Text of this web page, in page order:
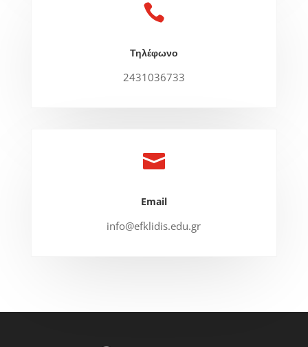

Τηλέφωνο
2431036733

Email
info@efklidis.edu.gr